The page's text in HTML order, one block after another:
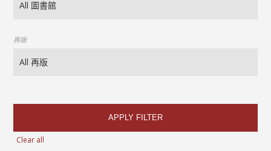
再版
APPLY FILTER
Clear all